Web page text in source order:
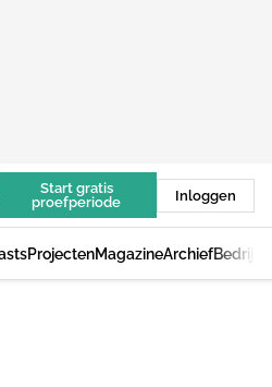
Start gratis
proefperiode
Inloggen
ProjectenMagazineArchief